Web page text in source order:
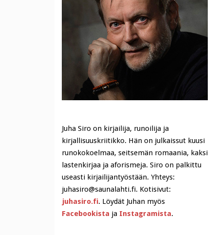
Juha Siro on kirjailija, runoilija ja
kirjallisuuskriitikko. Hän on julkaissut kuusi
runokokoelmaa, seitsemän romaania, kaksi
lastenkirjaa ja aforismeja. Siro on palkittu
useasti kirjailijantyöstään. Yhteys:
juhasiro@saunalahti.fi. Kotisivut:
juhasiro.fi. Löydät Juhan myös
Facebookista ja Instagramista.